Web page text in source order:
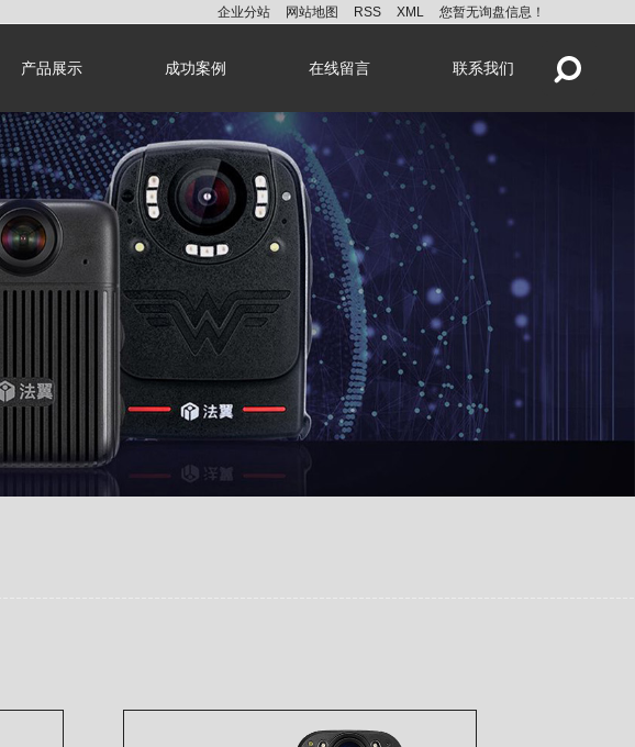
企业分站 网站地图 RSS XML 您暂无询盘信息！
产品展示 成功案例 在线留言 联系我们